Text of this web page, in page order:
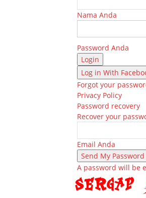
Nama Anda
Password Anda
Log in With
Forgot your
Privacy Policy
Password recovery
Recover your
Email Anda
A password will be